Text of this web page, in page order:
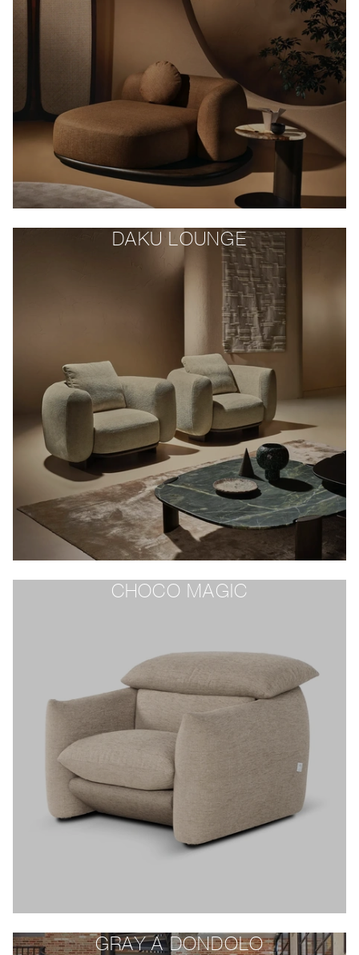
DAKU LOUNGE
CHOCO MAGIC
GRAY A DONDOLO